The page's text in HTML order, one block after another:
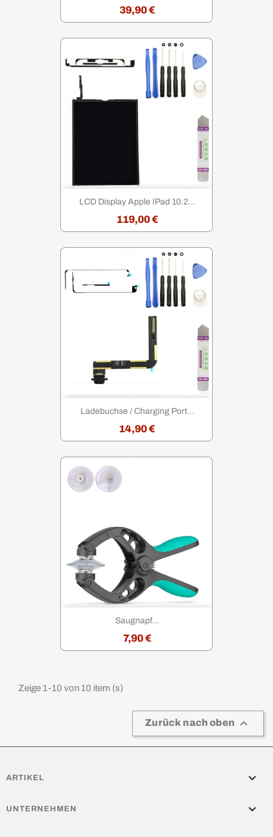
39,90 €
LCD Display Apple IPad 10.2...
119,00 €
Ladebuchse / Charging Port...
14,90 €
Saugnapf...
7,90 €
Zeige 1-10 von 10 item (s)
Zurück nach oben 
ARTIKEL 
UNTERNEHMEN 